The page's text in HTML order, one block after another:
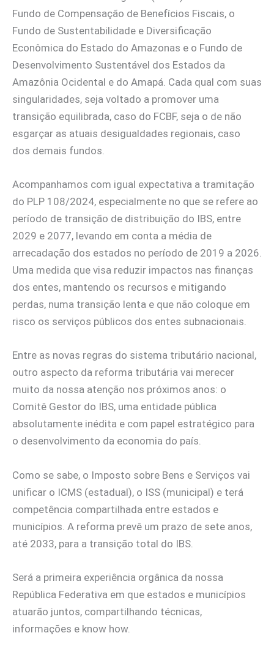
Fundo de Compensação de Benefícios Fiscais, o
Fundo de Sustentabilidade e Diversificação
Econômica do Estado do Amazonas e o Fundo de
Desenvolvimento Sustentável dos Estados da
Amazônia Ocidental e do Amapá. Cada qual com suas
singularidades, seja voltado a promover uma
transição equilibrada, caso do FCBF, seja o de não
esgarçar as atuais desigualdades regionais, caso
dos demais fundos.
Acompanhamos com igual expectativa a tramitação
do PLP 108/2024, especialmente no que se refere ao
período de transição de distribuição do IBS, entre
2029 e 2077, levando em conta a média de
arrecadação dos estados no período de 2019 a 2026.
Uma medida que visa reduzir impactos nas finanças
dos entes, mantendo os recursos e mitigando
perdas, numa transição lenta e que não coloque em
risco os serviços públicos dos entes subnacionais.
Entre as novas regras do sistema tributário nacional,
outro aspecto da reforma tributária vai merecer
muito da nossa atenção nos próximos anos: o
Comitê Gestor do IBS, uma entidade pública
absolutamente inédita e com papel estratégico para
o desenvolvimento da economia do país.
Como se sabe, o Imposto sobre Bens e Serviços vai
unificar o ICMS (estadual), o ISS (municipal) e terá
competência compartilhada entre estados e
municípios. A reforma prevê um prazo de sete anos,
até 2033, para a transição total do IBS.
Será a primeira experiência orgânica da nossa
República Federativa em que estados e municípios
atuarão juntos, compartilhando técnicas,
informações e know how.